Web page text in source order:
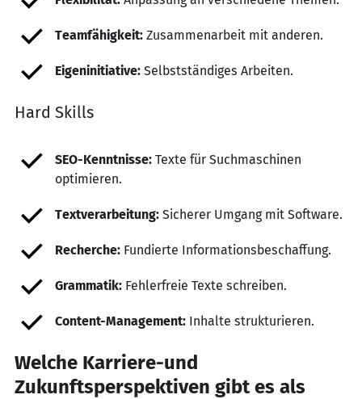
Teamfähigkeit: Zusammenarbeit mit anderen.
Eigeninitiative: Selbstständiges Arbeiten.
Hard Skills
SEO-Kenntnisse: Texte für Suchmaschinen
optimieren.
Textverarbeitung: Sicherer Umgang mit Software.
Recherche: Fundierte Informationsbeschaffung.
Grammatik: Fehlerfreie Texte schreiben.
Content-Management: Inhalte strukturieren.
Welche Karriere-und
Zukunftsperspektiven gibt es als